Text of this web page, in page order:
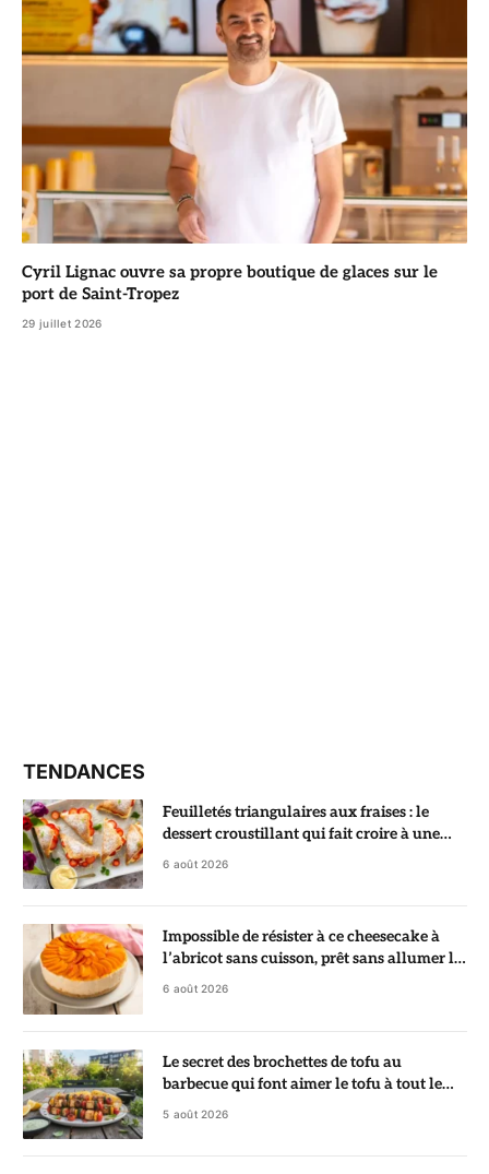
Cyril Lignac ouvre sa propre boutique de glaces sur le
port de Saint-Tropez
29 juillet 2026
TENDANCES
Feuilletés triangulaires aux fraises : le
dessert croustillant qui fait croire à une
pâtisserie de chef
6 août 2026
Impossible de résister à ce cheesecake à
l’abricot sans cuisson, prêt sans allumer le
four
6 août 2026
Le secret des brochettes de tofu au
barbecue qui font aimer le tofu à tout le
monde
5 août 2026